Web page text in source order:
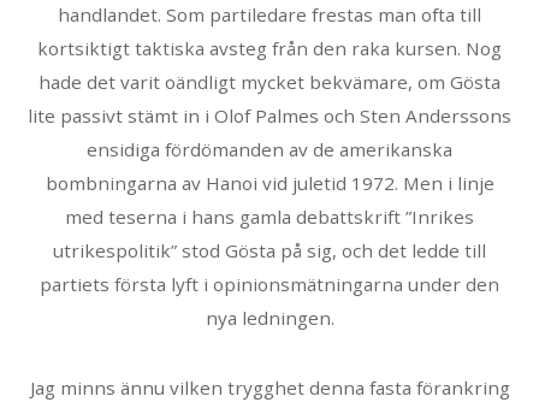
handlandet. Som partiledare frestas man ofta till
kortsiktigt taktiska avsteg från den raka kursen. Nog
hade det varit oändligt mycket bekvämare, om Gösta
lite passivt stämt in i Olof Palmes och Sten Anderssons
ensidiga fördömanden av de amerikanska
bombningarna av Hanoi vid juletid 1972. Men i linje
med teserna i hans gamla debattskrift ”Inrikes
utrikespolitik” stod Gösta på sig, och det ledde till
partiets första lyft i opinionsmätningarna under den
nya ledningen.
Jag minns ännu vilken trygghet denna fasta förankring